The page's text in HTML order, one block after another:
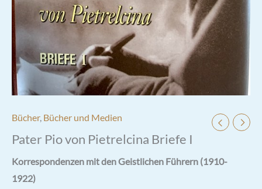
Bücher, Bücher und Medien
Pater Pio von Pietrelcina Briefe I
Korrespondenzen mit den Geistlichen Führern (1910-
1922)